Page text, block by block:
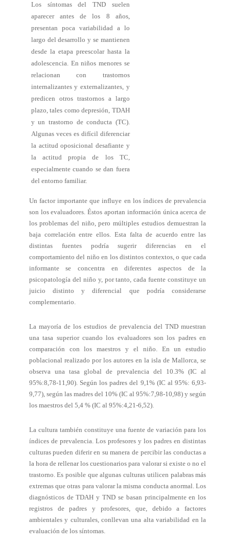
Los síntomas del TND suelen
aparecer antes de los 8 años,
presentan poca variabilidad a lo
largo del desarrollo y se mantienen
desde la etapa preescolar hasta la
adolescencia. En niños menores se
relacionan con trastornos
internalizantes y externalizantes, y
predicen otros trastornos a largo
plazo, tales como depresión, TDAH
y un trastorno de conducta (TC).
Algunas veces es difícil diferenciar
la actitud oposicional desafiante y
la actitud propia de los TC,
especialmente cuando se dan fuera
del entorno familiar.
Un factor importante que influye en los índices de prevalencia
son los evaluadores. Éstos aportan información única acerca de
los problemas del niño, pero múltiples estudios demuestran la
baja correlación entre ellos. Esta falta de acuerdo entre las
distintas fuentes podría sugerir diferencias en el
comportamiento del niño en los distintos contextos, o que cada
informante se concentra en diferentes aspectos de la
psicopatología del niño y, por tanto, cada fuente constituye un
juicio distinto y diferencial que podría considerarse
complementario.
La mayoría de los estudios de prevalencia del TND muestran
una tasa superior cuando los evaluadores son los padres en
comparación con los maestros y el niño. En un estudio
poblacional realizado por los autores en la isla de Mallorca, se
observa una tasa global de prevalencia del 10.3% (IC al
95%:8,78-11,90). Según los padres del 9,1% (IC al 95%: 6,93-
9,77), según las madres del 10% (IC al 95%:7,98-10,98) y según
los maestros del 5,4 % (IC al 95%:4,21-6,52).
La cultura también constituye una fuente de variación para los
índices de prevalencia. Los profesores y los padres en distintas
culturas pueden diferir en su manera de percibir las conductas a
la hora de rellenar los cuestionarios para valorar si existe o no el
trastorno. Es posible que algunas culturas utilicen palabras más
extremas que otras para valorar la misma conducta anormal. Los
diagnósticos de TDAH y TND se basan principalmente en los
registros de padres y profesores, que, debido a factores
ambientales y culturales, conllevan una alta variabilidad en la
evaluación de los síntomas.